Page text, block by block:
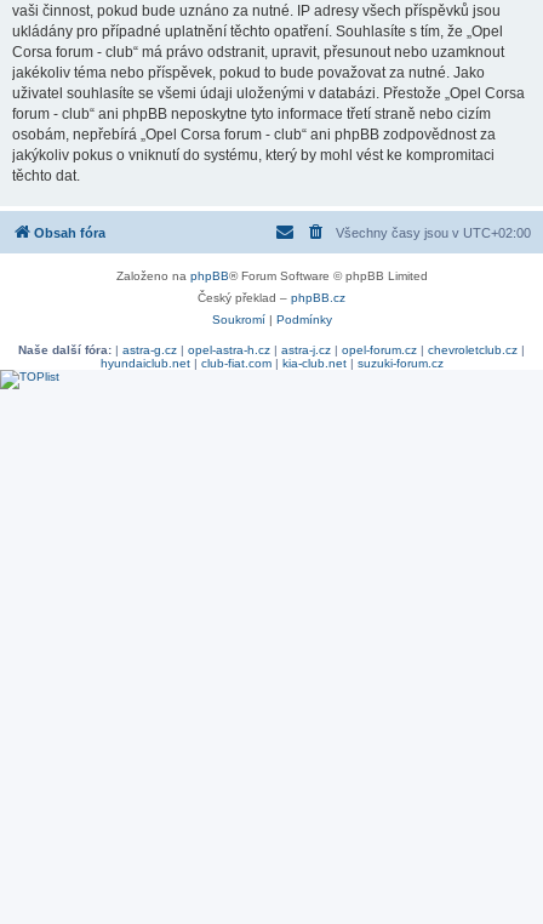
vaši činnost, pokud bude uznáno za nutné. IP adresy všech příspěvků jsou
ukládány pro případné uplatnění těchto opatření. Souhlasíte s tím, že „Opel
Corsa forum - club“ má právo odstranit, upravit, přesunout nebo uzamknout
jakékoliv téma nebo příspěvek, pokud to bude považovat za nutné. Jako
uživatel souhlasíte se všemi údaji uloženými v databázi. Přestože „Opel Corsa
forum - club“ ani phpBB neposkytne tyto informace třetí straně nebo cizím
osobám, nepřebírá „Opel Corsa forum - club“ ani phpBB zodpovědnost za
jakýkoliv pokus o vniknutí do systému, který by mohl vést ke kompromitaci
těchto dat.
Obsah fóra Všechny časy jsou v UTC+02:00
Založeno na phpBB® Forum Software © phpBB Limited
Český překlad – phpBB.cz
Soukromí| Podmínky
Naše další fóra: | astra-g.cz | opel-astra-h.cz | astra-j.cz | opel-forum.cz | chevroletclub.cz |
hyundaiclub.net| club-fiat.com| kia-club.net| suzuki-forum.cz